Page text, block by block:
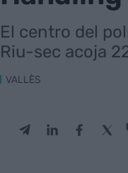
El centro del
Riu-sec acoja
VALLÈS